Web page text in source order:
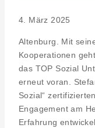
4. März 2025
Altenburg. Mit
Kooperationen
das TOP Sozial
erneut voran.
Sozial“
Engagement am
Erfahrung